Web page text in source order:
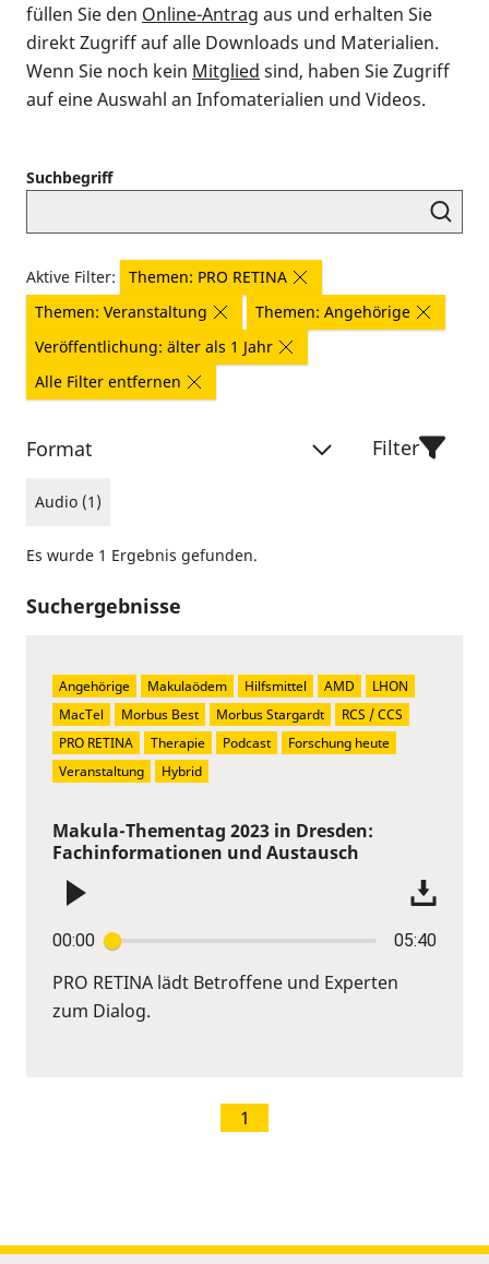
füllen Sie den Online-Antrag aus und erhalten Sie
direkt Zugriff auf alle Downloads und Materialien.
Wenn Sie noch kein Mitglied sind, haben Sie Zugriff
auf eine Auswahl an Infomaterialien und Videos.
Suchbegriff
Aktive Filter:
Themen: PRO RETINA
Themen: Veranstaltung
Themen: Angehörige
Veröffentlichung: älter als 1 Jahr
Alle Filter entfernen
Format
Audio (1)
Filter
Es wurde 1 Ergebnis gefunden.
Suchergebnisse
Makula-Thementag 2023 in Dresden:
Fachinformationen und Austausch
00:00 05:40
PRO RETINA lädt Betroffene und Experten
zum Dialog.
Angehörige Makulaödem Hilfsmittel AMD
LHON
MacTel
Morbus Best Morbus Stargardt
RCS / CCS
PRO RETINA
Therapie Podcast
Forschung heute
Veranstaltung
Hybrid
1